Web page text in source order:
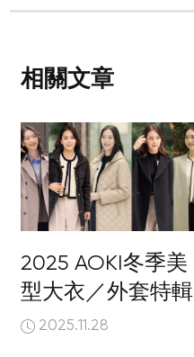
相關文章
2025 AOKI冬季美
型大衣／外套特輯
2025.11.28